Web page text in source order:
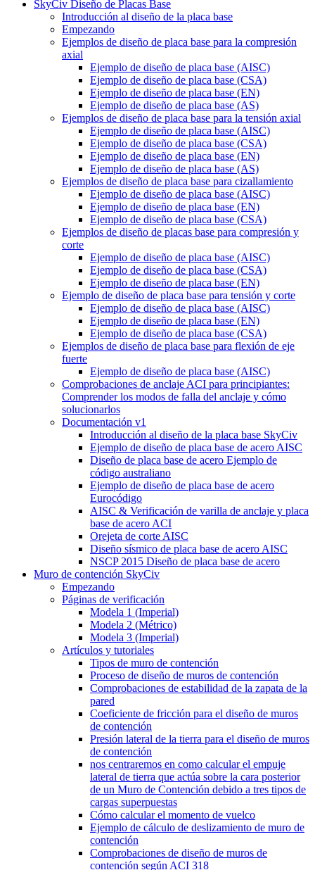
SkyCiv Diseño de Placas Base
Introducción al diseño de la placa base
Empezando
Ejemplos de diseño de placa base para la compresión
axial
Ejemplo de diseño de placa base (AISC)
Ejemplo de diseño de placa base (CSA)
Ejemplo de diseño de placa base (EN)
Ejemplo de diseño de placa base (AS)
Ejemplos de diseño de placa base para la tensión axial
Ejemplo de diseño de placa base (AISC)
Ejemplo de diseño de placa base (CSA)
Ejemplo de diseño de placa base (EN)
Ejemplo de diseño de placa base (AS)
Ejemplos de diseño de placa base para cizallamiento
Ejemplo de diseño de placa base (AISC)
Ejemplo de diseño de placa base (EN)
Ejemplo de diseño de placa base (CSA)
Ejemplos de diseño de placas base para compresión y
corte
Ejemplo de diseño de placa base (AISC)
Ejemplo de diseño de placa base (CSA)
Ejemplo de diseño de placa base (EN)
Ejemplo de diseño de placa base para tensión y corte
Ejemplo de diseño de placa base (AISC)
Ejemplo de diseño de placa base (EN)
Ejemplo de diseño de placa base (CSA)
Ejemplos de diseño de placa base para flexión de eje
fuerte
Ejemplo de diseño de placa base (AISC)
Comprobaciones de anclaje ACI para principiantes:
Comprender los modos de falla del anclaje y cómo
solucionarlos
Documentación v1
Introducción al diseño de la placa base SkyCiv
Ejemplo de diseño de placa base de acero AISC
Diseño de placa base de acero Ejemplo de
código australiano
Ejemplo de diseño de placa base de acero
Eurocódigo
AISC & Verificación de varilla de anclaje y placa
base de acero ACI
Orejeta de corte AISC
Diseño sísmico de placa base de acero AISC
NSCP 2015 Diseño de placa base de acero
Muro de contención SkyCiv
Empezando
Páginas de verificación
Modela 1 (Imperial)
Modela 2 (Métrico)
Modela 3 (Imperial)
Artículos y tutoriales
Tipos de muro de contención
Proceso de diseño de muros de contención
Comprobaciones de estabilidad de la zapata de la
pared
Coeficiente de fricción para el diseño de muros
de contención
Presión lateral de la tierra para el diseño de muros
de contención
nos centraremos en como calcular el empuje
lateral de tierra que actúa sobre la cara posterior
de un Muro de Contención debido a tres tipos de
cargas superpuestas
Cómo calcular el momento de vuelco
Ejemplo de cálculo de deslizamiento de muro de
contención
Comprobaciones de diseño de muros de
contención según ACI 318